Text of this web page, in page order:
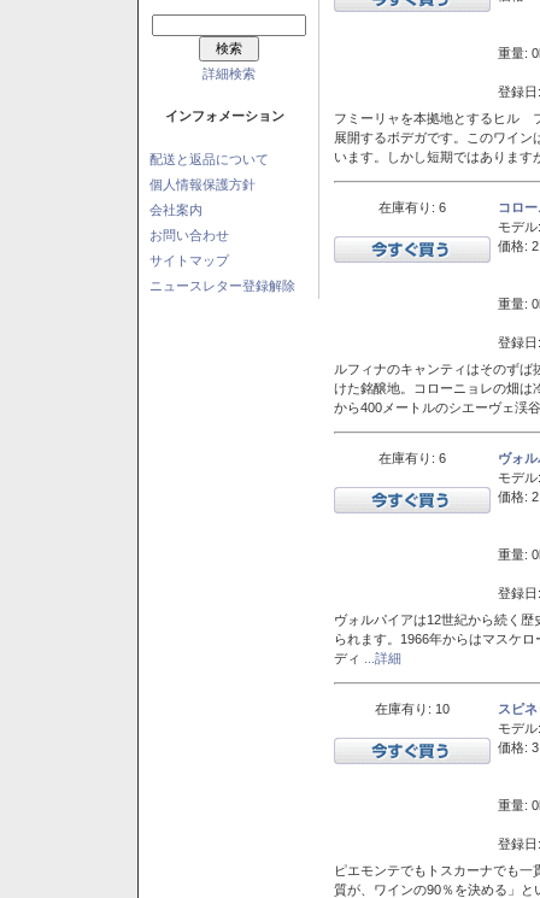
詳細検索
インフォメーション
配送と返品について
個人情報保護方針
会社案内
お問い合わせ
サイトマップ
ニュースレター登録解除
重量:
登録
フミーリャを本拠地とするヒル
展開するボデガです。このワイ
います。しかし短期ではありま
在庫有り: 6
コロ
モデル:
価格:
重量:
登録
ルフィナのキャンティはそのず
けた銘醸地。コローニョレの畑は
から400メートルのシエーヴェ渓
在庫有り: 6
ヴォ
モデル:
価格:
重量:
登録
ヴォルパイアは12世紀から続く
られます。1966年からはマスケ
ディ
...詳細
在庫有り: 10
スピ
モデル:
価格:
重量:
登録
ピエモンテでもトスカーナでも
質が、ワインの90％を決める」